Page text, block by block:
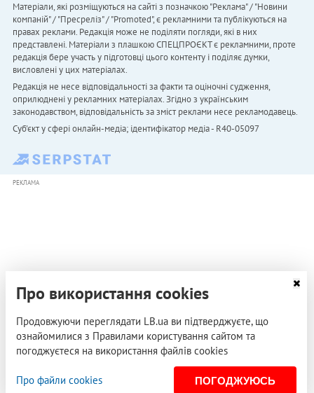
Матеріали, які розміщуються на сайті з позначкою "Реклама" / "Новини
компаній" / "Пресреліз" / "Promoted", є рекламними та публікуються на
правах реклами. Редакція може не поділяти погляди, які в них
представлені. Матеріали з плашкою СПЕЦПРОЄКТ є рекламними, проте
редакція бере участь у підготовці цього контенту і поділяє думки,
висловлені у цих матеріалах.
Редакція не несе відповідальності за факти та оціночні судження,
оприлюднені у рекламних матеріалах. Згідно з українським
законодавством, відповідальність за зміст реклами несе рекламодавець.
Cуб'єкт у сфері онлайн-медіа; ідентифікатор медіа - R40-05097
РЕКЛАМА
Про використання cookies
Продовжуючи переглядати LB.ua ви підтверджуєте, що
ознайомилися з Правилами користування сайтом та
погоджуєтеся на використання файлів cookies
Про файли cookies ПОГОДЖУЮСЬ